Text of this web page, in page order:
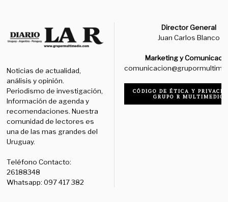
Noticias de actualidad,
análisis y opinión.
Periodismo de investigación,
Información de agenda y
recomendaciones. Nuestra
comunidad de lectores es
una de las mas grandes del
Uruguay.
Teléfono Contacto:
26188348
Whatsapp: 097 417 382
Director General
Juan Carlos Blanco
Marketing y
CÓDIGO DE ÉTICA Y
GRUPO R MULTIMEDIO